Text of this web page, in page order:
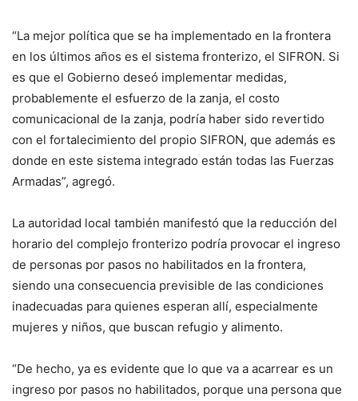
“La mejor política que se ha implementado en la frontera
en los últimos años es el sistema fronterizo, el SIFRON. Si
es que el Gobierno deseó implementar medidas,
probablemente el esfuerzo de la zanja, el costo
comunicacional de la zanja, podría haber sido revertido
con el fortalecimiento del propio SIFRON, que además es
donde en este sistema integrado están todas las Fuerzas
Armadas”, agregó.
La autoridad local también manifestó que la reducción del
horario del complejo fronterizo podría provocar el ingreso
de personas por pasos no habilitados en la frontera,
siendo una consecuencia previsible de las condiciones
inadecuadas para quienes esperan allí, especialmente
mujeres y niños, que buscan refugio y alimento.
“De hecho, ya es evidente que lo que va a acarrear es un
ingreso por pasos no habilitados, porque una persona que